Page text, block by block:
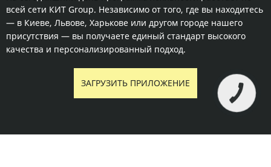
всей сети КИТ Group. Независимо от того, где вы находитесь
— в Киеве, Львове, Харькове или другом городе нашего
присутствия — вы получаете единый стандарт высокого
качества и персонализированный подход.
ЗАГРУЗИТЬ ПРИЛОЖЕНИЕ